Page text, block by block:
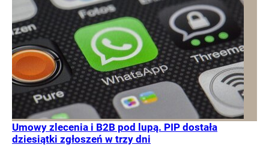
Umowy zlecenia i B2B pod lupą. PIP dostała
dziesiątki zgłoszeń w trzy dni